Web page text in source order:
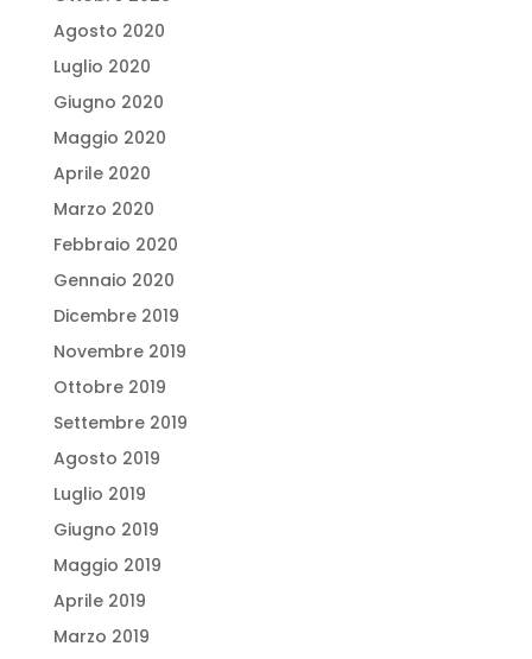
Agosto 2020
Luglio 2020
Giugno 2020
Maggio 2020
Aprile 2020
Marzo 2020
Febbraio 2020
Gennaio 2020
Dicembre 2019
Novembre 2019
Ottobre 2019
Settembre 2019
Agosto 2019
Luglio 2019
Giugno 2019
Maggio 2019
Aprile 2019
Marzo 2019